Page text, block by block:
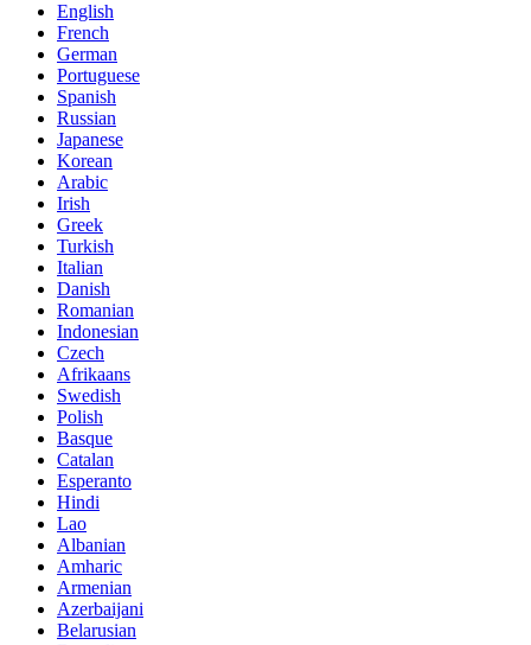
English
French
German
Portuguese
Spanish
Russian
Japanese
Korean
Arabic
Irish
Greek
Turkish
Italian
Danish
Romanian
Indonesian
Czech
Afrikaans
Swedish
Polish
Basque
Catalan
Esperanto
Hindi
Lao
Albanian
Amharic
Armenian
Azerbaijani
Belarusian